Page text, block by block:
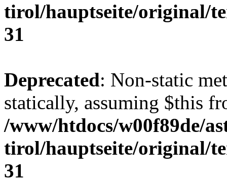
tirol/hauptseite/original/
31
Deprecated: Non-static
statically, assuming $this
/www/htdocs/w00f89de/
tirol/hauptseite/original/
31